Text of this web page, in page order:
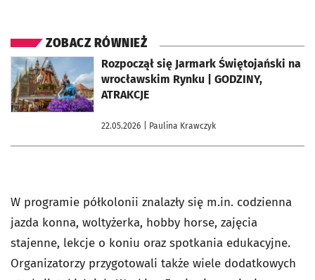
ZOBACZ RÓWNIEŻ
Rozpoczął się Jarmark Świętojański na
wrocławskim Rynku | GODZINY,
ATRAKCJE
22.05.2026 | Paulina Krawczyk
otworzy się w nowej karcie
W programie półkolonii znalazły się m.in. codzienna
jazda konna, woltyżerka, hobby horse, zajęcia
stajenne, lekcje o koniu oraz spotkania edukacyjne.
Organizatorzy przygotowali także wiele dodatkowych